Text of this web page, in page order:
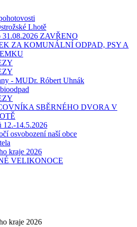
Lhotě
31.08.2026 ZAVŘENO
ZA KOMUNÁLNÍ ODPAD, PSY A
- MUDr. Róbert Uhnák
SBĚRNÉHO DVORA V
12.-14.5.2026
osvobození naší obce
kraje 2026
VELIKONOCE
kraje 2026